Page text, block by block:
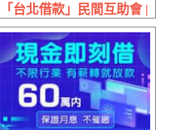
貸彈性高 | 夫妻經營 來電即
「台北借款」民間互助會 | 本